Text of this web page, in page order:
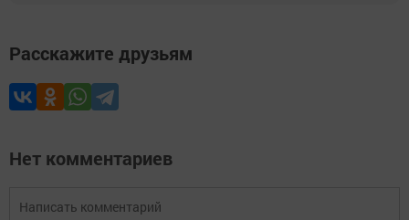
Расскажите друзьям
Нет комментариев